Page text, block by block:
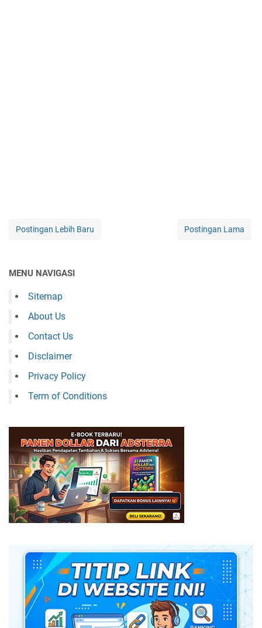
Postingan Lebih Baru Postingan Lama
MENU NAVIGASI
Sitemap
About Us
Contact Us
Disclaimer
Privacy Policy
Term of Conditions